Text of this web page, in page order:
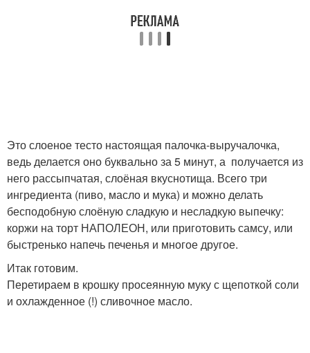
Это слоеное тесто настоящая палочка-выручалочка,
ведь делается оно буквально за 5 минут, а получается из
него рассыпчатая, слоёная вкуснотища. Всего три
ингредиента (пиво, масло и мука) и можно делать
бесподобную слоёную сладкую и несладкую выпечку:
коржи на торт НАПОЛЕОН, или приготовить самсу, или
быстренько напечь печенья и многое другое.
Итак готовим.
Перетираем в крошку просеянную муку с щепоткой соли
и охлажденное (!) сливочное масло.